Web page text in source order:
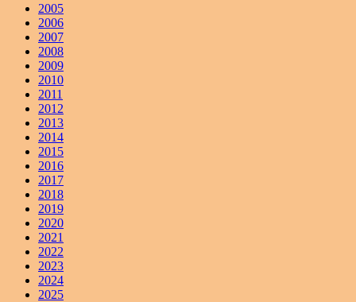
2005
2006
2007
2008
2009
2010
2011
2012
2013
2014
2015
2016
2017
2018
2019
2020
2021
2022
2023
2024
2025